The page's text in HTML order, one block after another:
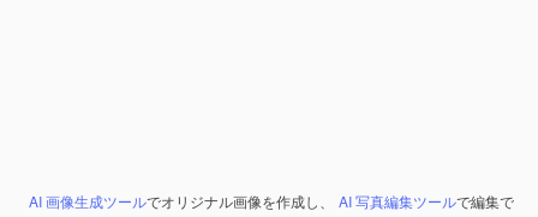
AI 画像生成ツールでオリジナル画像を作成し、 AI 写真編集ツールで編集で